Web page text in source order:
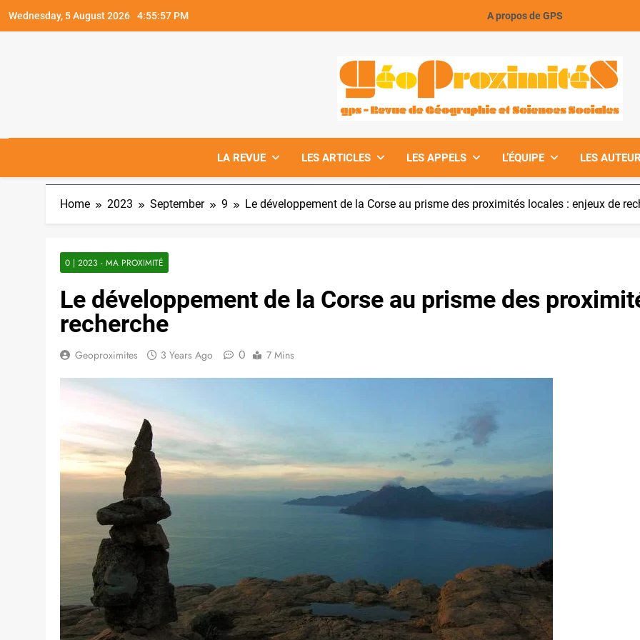
Wednesday, 5 August 2026 4:55:58 PM A propos de GPS
GeoProximiteS
LA REVUE LES ARTICLES LES APPELS L’ÉQUIPE LES
Home 2023 September 9 Le développement de la Corse au prisme des proximités locales : enjeux de
0 | 2023 - MA PROXIMITÉ
Le développement de la Corse au prisme des
recherche
Geoproximites 3 Years Ago 0 7 Mins